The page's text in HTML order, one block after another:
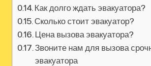
Как долго ждать эвакуатора?
Сколько стоит эвакуатор?
Цена вызова эвакуатора?
Звоните нам для вызова
эвакуатора